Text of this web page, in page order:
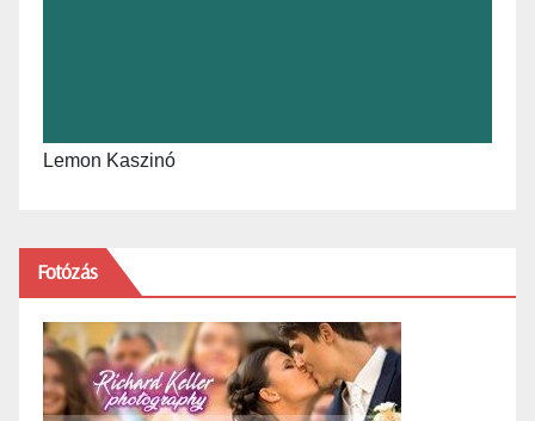
Lemon Kaszinó
Fotózás